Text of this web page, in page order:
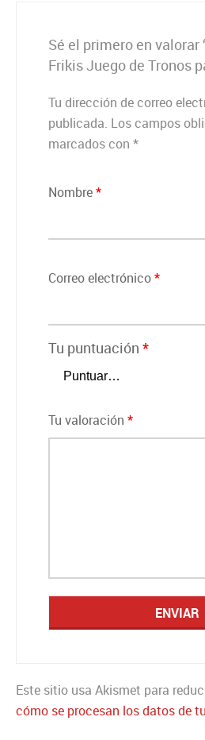
Sé el primero en valorar
Frikis Juego de Tronos
Tu dirección de correo
publicada. Los campos
marcados con *
Nombre*
Correo electrónico*
Tu puntuación *
Tu valoración *
Este sitio usa Akismet para
cómo se procesan los datos de